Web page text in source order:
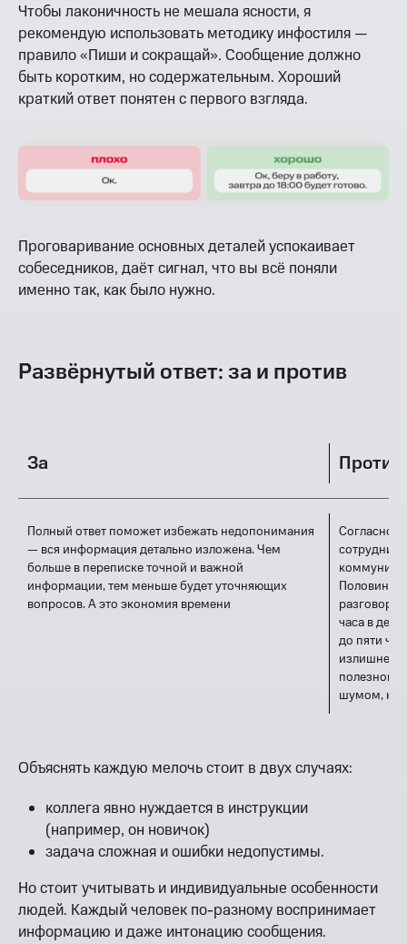
Чтобы лаконичность не мешала ясности, я
рекомендую использовать методику инфостиля —
правило «Пиши и сокращай». Сообщение должно
быть коротким, но содержательным. Хороший
краткий ответ понятен с первого взгляда.
Проговаривание основных деталей успокаивает
собеседников, даёт сигнал, что вы всё поняли
именно так, как было нужно.
Развёрнутый ответ: за и против
За Против
Полный ответ поможет избежать недопонимания
— вся информация детально изложена. Чем
больше в переписке точной и важной
информации, тем меньше будет уточняющих
вопросов. А это экономия времени
Согласно
Половина
часа в
до пяти
излишне
полезной
шумом,
Объяснять каждую мелочь стоит в двух случаях:
коллега явно нуждается в инструкции
(например, он новичок)
задача сложная и ошибки недопустимы.
Но стоит учитывать и индивидуальные особенности
людей. Каждый человек по-разному воспринимает
информацию и даже интонацию сообщения.